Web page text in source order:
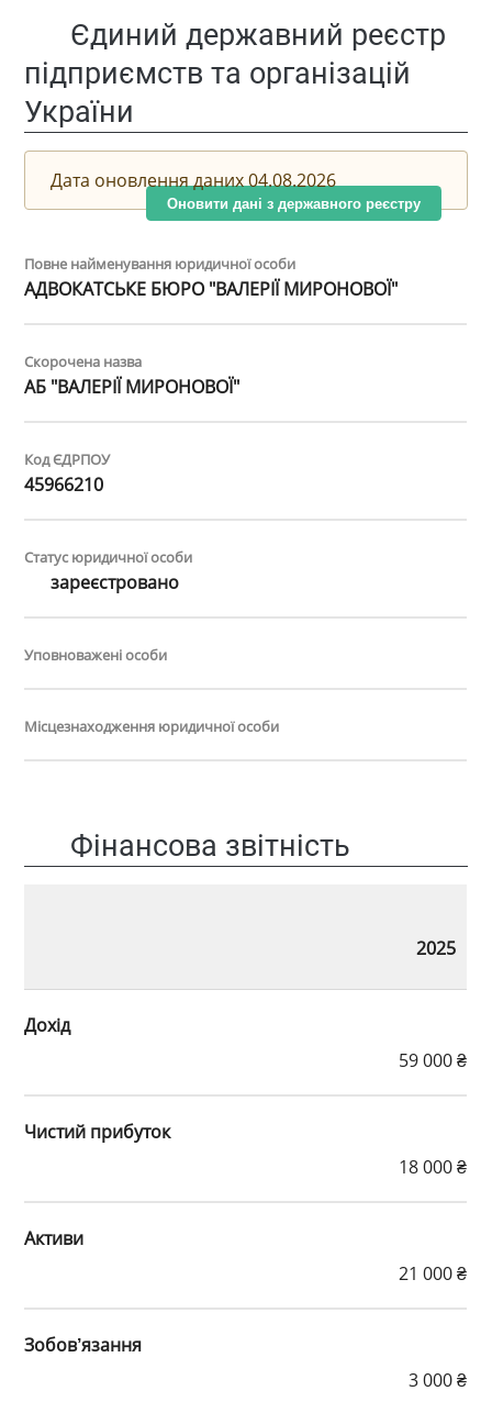
Єдиний державний реєстр
підприємств та організацій
України
Дата оновлення даних 04.08.2026
Оновити дані з державного реєстру
Повне найменування юридичної особи
АДВОКАТСЬКЕ БЮРО "ВАЛЕРІЇ МИРОНОВОЇ"
Скорочена назва
АБ "ВАЛЕРІЇ МИРОНОВОЇ"
Код ЄДРПОУ
45966210
Статус юридичної особи
зареєстровано
Уповноважені особи
Місцезнаходження юридичної особи
Фінансова звітність
2025
Дохід
59 000 ₴
Чистий прибуток
18 000 ₴
Активи
21 000 ₴
Зобов’язання
3 000 ₴